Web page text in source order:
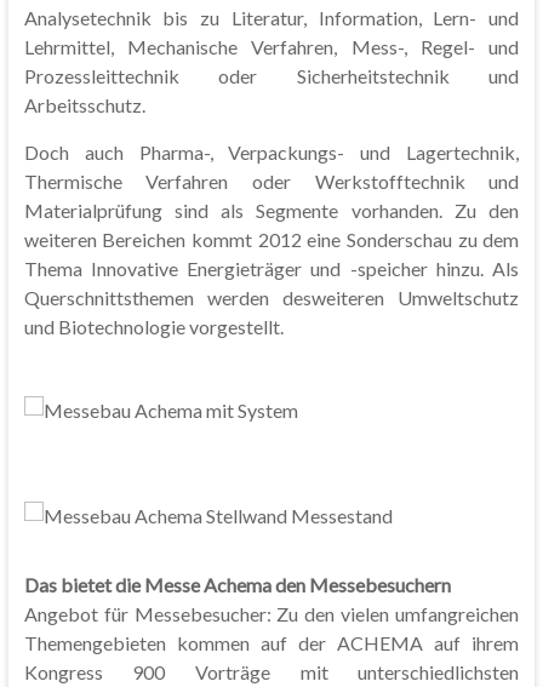
Analysetechnik bis zu Literatur, Information, Lern- und
Lehrmittel, Mechanische Verfahren, Mess-, Regel- und
Prozessleittechnik oder Sicherheitstechnik und
Arbeitsschutz.
Doch auch Pharma-, Verpackungs- und Lagertechnik,
Thermische Verfahren oder Werkstofftechnik und
Materialprüfung sind als Segmente vorhanden. Zu den
weiteren Bereichen kommt 2012 eine Sonderschau zu dem
Thema Innovative Energieträger und -speicher hinzu. Als
Querschnittsthemen werden desweiteren Umweltschutz
und Biotechnologie vorgestellt.
Das bietet die Messe Achema den Messebesuchern
Angebot für Messebesucher: Zu den vielen umfangreichen
Themengebieten kommen auf der ACHEMA auf ihrem
Kongress 900 Vorträge mit unterschiedlichsten